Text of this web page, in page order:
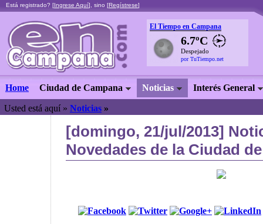
Está registrado? [Ingrese Aquí], sino [Regístrese]
El Tiempo en Campana
6.7ºC
Despejado
por TuTiempo.net
Home Ciudad de Campana Noticias Interés General
Usted está aquí » Noticias »
[domingo, 21/jul/2013]
Novedades de la Ciudad